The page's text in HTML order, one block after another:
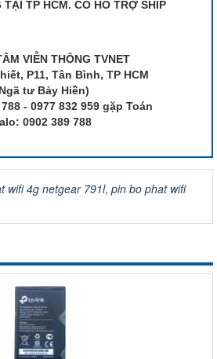
TẠI TP HCM. CÓ HỖ TRỢ SHIP
VIỄN THÔNG TVNET
P11, Tân Bình, TP HCM
tư Bảy Hiền)
- 0977 832 959 gặp Toán
0902 389 788
wifi 4g netgear 791l, pin bo phat wifi